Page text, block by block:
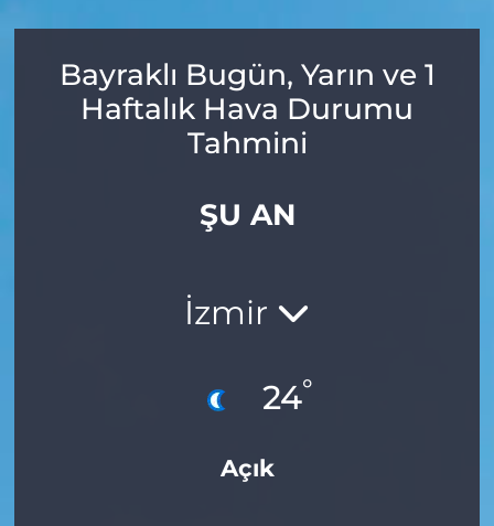
Bayraklı Bugün, Yarın ve 1
Haftalık Hava Durumu
Tahmini
ŞU AN
İzmir
24°
Açık